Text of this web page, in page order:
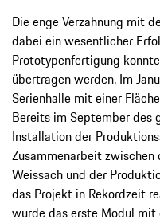
Die enge Verzahnung mit
dabei ein wesentlicher
Prototypenfertigung
übertragen werden. Im
Serienhalle mit einer
Bereits im September des
Installation der
Zusammenarbeit
Weissach und der
das Projekt in Rekordzeit
wurde das erste Modul